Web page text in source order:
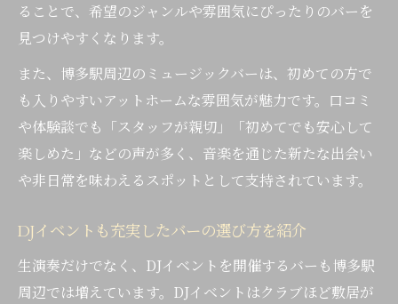
ることで、希望のジャンルや雰囲気にぴったりのバーを
見つけやすくなります。
また、博多駅周辺のミュージックバーは、初めての方で
も入りやすいアットホームな雰囲気が魅力です。口コミ
や体験談でも「スタッフが親切」「初めてでも安心して
楽しめた」などの声が多く、音楽を通じた新たな出会い
や非日常を味わえるスポットとして支持されています。
DJイベントも充実したバーの選び方を紹介
生演奏だけでなく、DJイベントを開催するバーも博多駅
周辺では増えています。DJイベントはクラブほど敷居が